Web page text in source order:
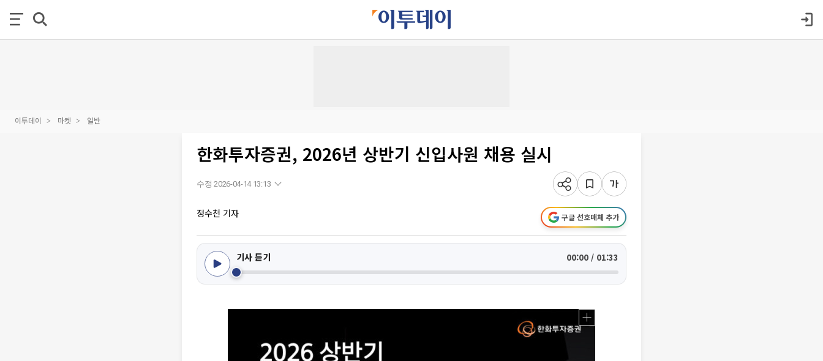
이투데이 마켓 일반
한화투자증권, 2026년 상반기 신입사원 채용 실시
수정 2026-04-14 13:13
정수천 기자 구글 선호매체 추가
기사 듣기 00:00 / 01:33